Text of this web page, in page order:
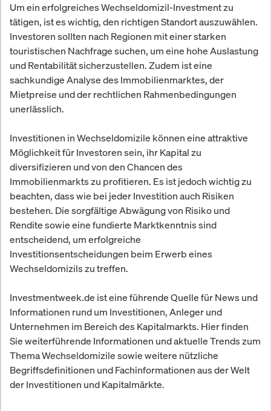
Um ein erfolgreiches Wechseldomizil-Investment zu
tätigen, ist es wichtig, den richtigen Standort auszuwählen.
Investoren sollten nach Regionen mit einer starken
touristischen Nachfrage suchen, um eine hohe Auslastung
und Rentabilität sicherzustellen. Zudem ist eine
sachkundige Analyse des Immobilienmarktes, der
Mietpreise und der rechtlichen Rahmenbedingungen
unerlässlich.
Investitionen in Wechseldomizile können eine attraktive
Möglichkeit für Investoren sein, ihr Kapital zu
diversifizieren und von den Chancen des
Immobilienmarkts zu profitieren. Es ist jedoch wichtig zu
beachten, dass wie bei jeder Investition auch Risiken
bestehen. Die sorgfältige Abwägung von Risiko und
Rendite sowie eine fundierte Marktkenntnis sind
entscheidend, um erfolgreiche
Investitionsentscheidungen beim Erwerb eines
Wechseldomizils zu treffen.
Investmentweek.de ist eine führende Quelle für News und
Informationen rund um Investitionen, Anleger und
Unternehmen im Bereich des Kapitalmarkts. Hier finden
Sie weiterführende Informationen und aktuelle Trends zum
Thema Wechseldomizile sowie weitere nützliche
Begriffsdefinitionen und Fachinformationen aus der Welt
der Investitionen und Kapitalmärkte.